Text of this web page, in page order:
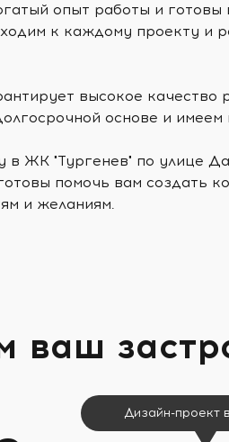
опыт работы и
к каждому проекту и
высокое
основе и
в ЖК "Тургенев" по улице
помочь вам создать
и желаниям.
ваш
Дизайн-проект